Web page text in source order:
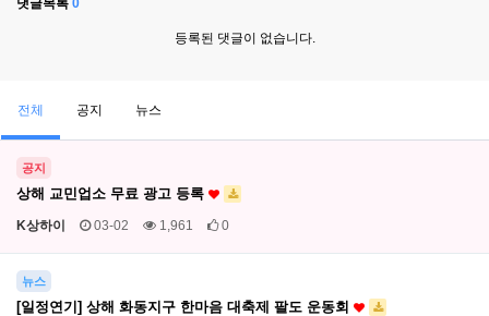
댓글목록 0
등록된 댓글이 없습니다.
전체 공지 뉴스
공지
상해 교민업소 무료 광고 등록
K상하이 03-02 1,961 0
뉴스
[일정연기] 상해 화동지구 한마음 대축제 팔도 운동회